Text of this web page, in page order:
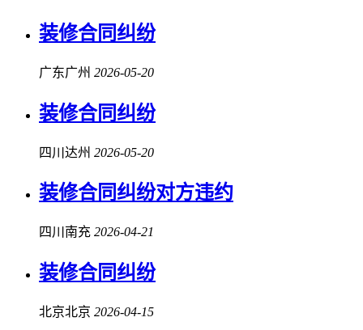
装修合同纠纷
广东广州 2026-05-20
装修合同纠纷
四川达州 2026-05-20
装修合同纠纷对方违约
四川南充 2026-04-21
装修合同纠纷
北京北京 2026-04-15